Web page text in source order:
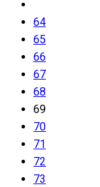
64
65
66
67
68
69
70
71
72
73